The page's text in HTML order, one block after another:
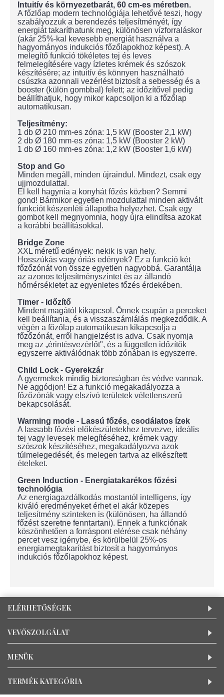
Intuitív és környezetbarát, 60 cm-es méretben.
A főzlőap modern technológiája lehetővé teszi, hogy
szabályozzuk a berendezés teljesítményét, így
energiát takaríthatunk meg, különösen vízforraláskor
(akár 25%-kal kevesebb energiát használva a
hagyományos indukciós főzőlapokhoz képest). A
melegítő funkció tökéletes tej és leves
felmelegítésére vagy ízletes krémek és szószok
készítésére; az intuitív és könnyen használható
csúszka azonnali vezérlést biztosít a sebesség és a
booster (külön gombbal) felett; az időzítővel pedig
beállíthatjuk, hogy mikor kapcsoljon ki a főzőlap
automatikusan.
Teljesítmény:
1 db Ø 210 mm-es zóna: 1,5 kW (Booster 2,1 kW)
2 db Ø 180 mm-es zóna: 1,5 kW (Booster 2 kW)
1 db Ø 160 mm-es zóna: 1,2 kW (Booster 1,6 kW)
Stop and Go
Minden megáll, minden újraindul. Mindezt, csak egy
ujjmozdulattal.
El kell hagynia a konyhát főzés közben? Semmi
gond! Bármikor egyetlen mozdulattal minden aktivált
funkciót készenléti állapotba helyezhet. Csak egy
gombot kell megnyomnia, hogy újra elindítsa azokat
a korábbi beállításokkal.
Bridge Zone
XXL méretű edények: nekik is van hely.
Hosszúkás vagy óriás edények? Ez a funkció két
főzőzónát von össze egyetlen nagyobbá. Garantálja
az azonos teljesítményszintet és az állandó
hőmérsékletet az egyenletes főzés érdekében.
Timer - Időzítő
Mindent magától kikapcsol. Önnek csupán a perceket
kell beállítania, és a visszaszámlálás megkezdődik. A
végén a főzőlap automatikusan kikapcsolja a
főzőzónát, erről hangjelzést is adva. Csak nyomja
meg az „érintésvezérlőt", és a független időzítők
egyszerre aktiválódnak több zónában is egyszerre.
Child Lock - Gyerekzár
A gyermekek mindig biztonságban és védve vannak.
Ne aggódjon! Ez a funkció megakadályozza a
főzőzónák vagy elszívó területek véletlenszerű
bekapcsolását.
Warming mode - Lassú főzés, csodálatos ízek
A lassabb főzési előkészületekhez tervezve, ideális
tej vagy levesek melegítéséhez, krémek vagy
szószok készítéséhez, megakadályozva azok
túlmelegedését, és melegen tartva az elkészített
ételeket.
Green Induction - Energiatakarékos főzési
technológia
Az energiagazdálkodás mostantól intelligens, így
kiváló eredményeket érhet el akár közepes
teljesítmény szinteken is (különösen, ha állandó
főzést szeretne fenntartani). Ennek a funkciónak
köszönhetően a forráspont elérése csak néhány
percet vesz igénybe, és körülbelül 25%-os
energiamegtakarítást biztosít a hagyományos
indukciós főzőlapokhoz képest.
ELÉRHETŐSÉGEK
VEVŐSZOLGÁLAT
MENÜK
TERMÉK KATEGÓRIA